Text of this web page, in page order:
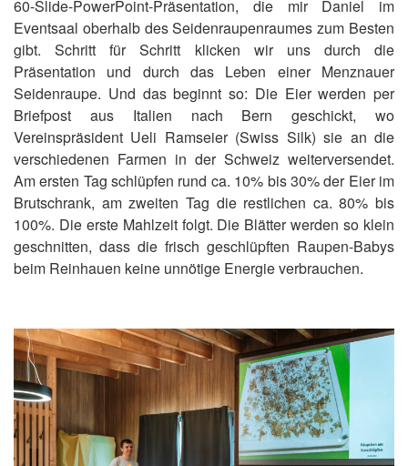
60-Slide-PowerPoint-Präsentation, die mir Daniel im
Eventsaal oberhalb des Seidenraupenraumes zum Besten
gibt. Schritt für Schritt klicken wir uns durch die
Präsentation und durch das Leben einer Menznauer
Seidenraupe. Und das beginnt so: Die Eier werden per
Briefpost aus Italien nach Bern geschickt, wo
Vereinspräsident Ueli Ramseier (Swiss Silk) sie an die
verschiedenen Farmen in der Schweiz weiterversendet.
Am ersten Tag schlüpfen rund ca. 10% bis 30% der Eier im
Brutschrank, am zweiten Tag die restlichen ca. 80% bis
100%. Die erste Mahlzeit folgt. Die Blätter werden so klein
geschnitten, dass die frisch geschlüpften Raupen-Babys
beim Reinhauen keine unnötige Energie verbrauchen.